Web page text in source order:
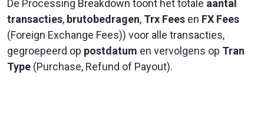
De Processing Breakdown toont het totale aantal
transacties, brutobedragen, Trx Fees en FX Fees
(Foreign Exchange Fees)) voor alle transacties,
gegroepeerd op postdatum en vervolgens op Tran
Type (Purchase, Refund of Payout).